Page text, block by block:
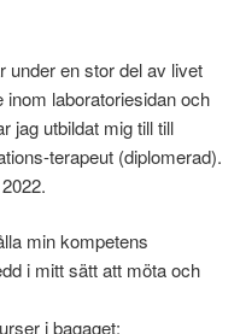
under en stor del av livet
laboratoriesidan och
jag utbildat mig till till
terapeut (diplomerad).
min kompetens
i mitt sätt att möta och
i bagaget: